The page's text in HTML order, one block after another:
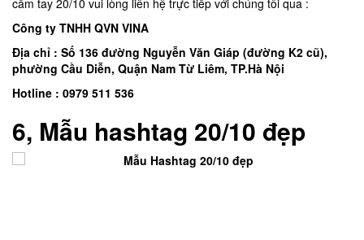
Công ty TNHH QVN VINA
Địa chỉ : Số 136 đường Nguyễn Văn Giáp (đường K2 cũ),
phường Cầu Diễn, Quận Nam Từ Liêm, TP.Hà Nội
Hotline : 0979 511 536
6, Mẫu hashtag 20/10 đẹp